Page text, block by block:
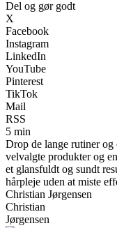
Del og gør godt
X
Facebook
Instagram
LinkedIn
YouTube
Pinterest
TikTok
Mail
RSS
5 min
Drop de lange rutiner
velvalgte produkter og
et glansfuldt og sundt
hårpleje uden at miste
Christian Jørgensen
Christian
Jørgensen